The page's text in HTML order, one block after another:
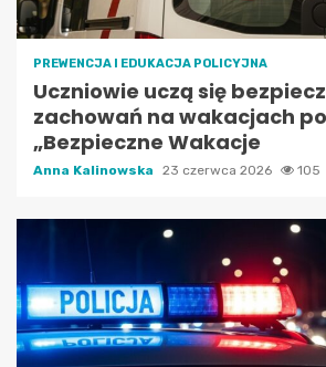
PREWENCJA I EDUKACJA POLICYJNA
Uczniowie uczą się
zachowań na wakacjach
„Bezpieczne Wakacje
Anna Kalinowska 23 czerwca 2026 105